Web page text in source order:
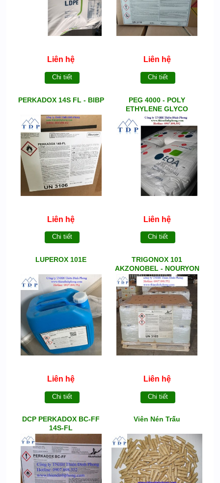
Liên hệ
Chi tiết
Liên hệ
Chi tiết
PERKADOX 14S FL - BIBP
Liên hệ
Chi tiết
PEG 4000 - POLY
ETHYLENE GLYCO
Liên hệ
Chi tiết
LUPEROX 101E
Liên hệ
Chi tiết
TRIGONOX 101
AKZONOBEL - NOURYON
Liên hệ
Chi tiết
DCP PERKADOX BC-FF
14S-FL
Viên Nén Trấu